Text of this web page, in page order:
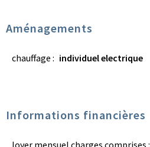
Aménagements
chauffage : individuel electrique
Informations financières
loyer mensuel charges comprises :